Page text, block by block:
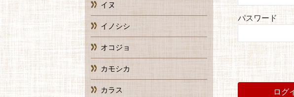
パスワード
イヌ
イノシシ
オコジョ
カモシカ
カラス